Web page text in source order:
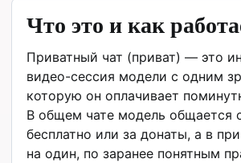
Что это и как
Приватный чат (приват) — это
видео-сессия модели с одним
которую он оплачивает
В общем чате модель общается
бесплатно или за донаты, а в
на один, по заранее понятным